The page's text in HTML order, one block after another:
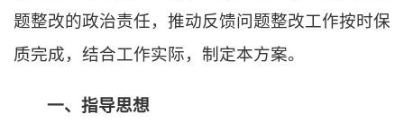
题整改的政治责任，推动反馈问题整改工作按时保
质完成，结合工作实际，制定本方案。
一、指导思想